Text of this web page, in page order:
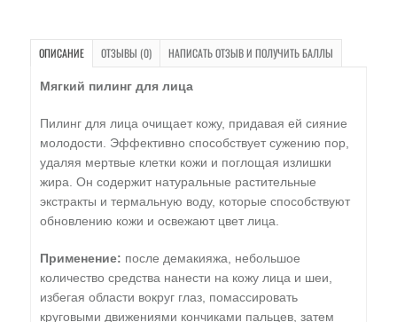
ОПИСАНИЕ ОТЗЫВЫ (0) НАПИСАТЬ ОТЗЫВ И ПОЛУЧИТЬ БАЛЛЫ
Мягкий пилинг для лица
Пилинг для лица очищает кожу, придавая ей сияние
молодости. Эффективно способствует сужению пор,
удаляя мертвые клетки кожи и поглощая излишки
жира. Он содержит натуральные растительные
экстракты и термальную воду, которые способствуют
обновлению кожи и освежают цвет лица.
Применение: после демакияжа, небольшое
количество средства нанести на кожу лица и шеи,
избегая области вокруг глаз, помассировать
круговыми движениями кончиками пальцев, затем